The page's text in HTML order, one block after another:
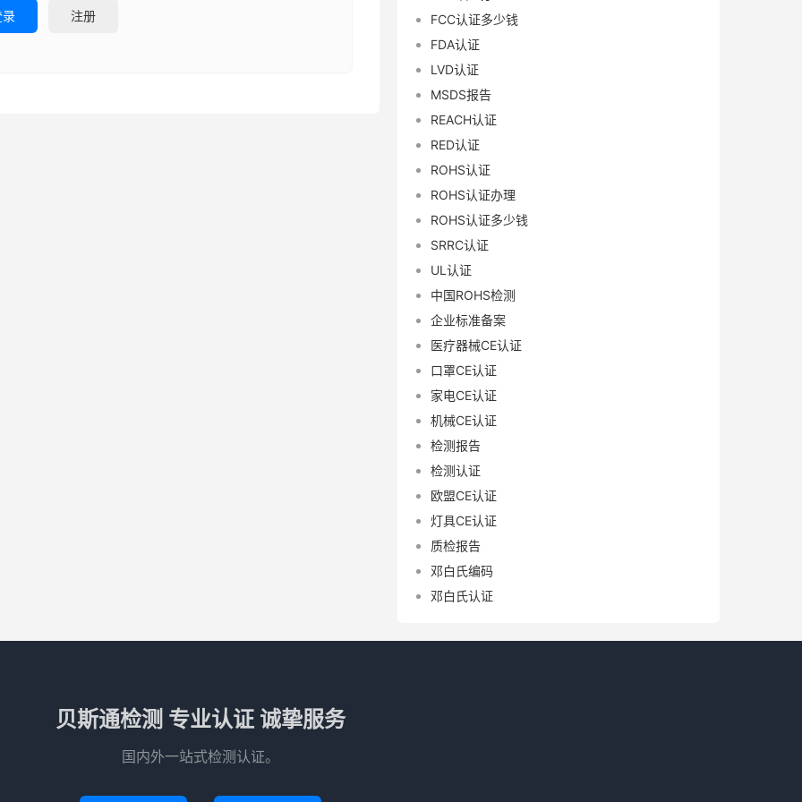
录 注册
FCC认证多少钱
FDA认证
LVD认证
MSDS报告
REACH认证
RED认证
ROHS认证
ROHS认证办理
ROHS认证多少钱
SRRC认证
UL认证
中国ROHS检测
企业标准备案
医疗器械CE认证
口罩CE认证
家电CE认证
机械CE认证
检测报告
检测认证
欧盟CE认证
灯具CE认证
质检报告
邓白氏编码
邓白氏认证
贝斯通检测 专业认证 诚挚服务
国内外一站式检测认证。